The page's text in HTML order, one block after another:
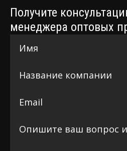
Получите
менеджера оптовых